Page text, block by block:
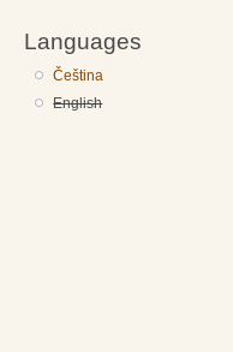
Languages
Čeština
English